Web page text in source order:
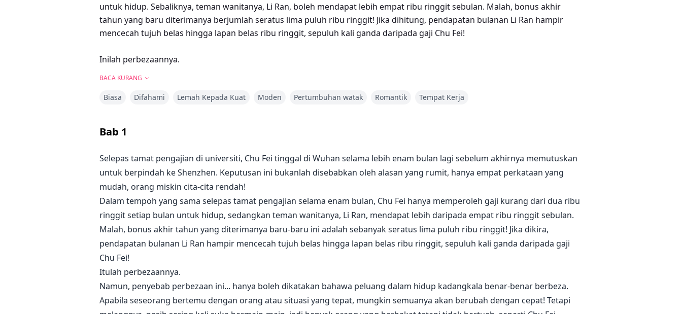
untuk hidup. Sebaliknya, teman wanitanya, Li Ran, boleh mendapat lebih empat ribu ringgit sebulan. Malah, bonus akhir
tahun yang baru diterimanya berjumlah seratus lima puluh ribu ringgit! Jika dihitung, pendapatan bulanan Li Ran hampir
mencecah tujuh belas hingga lapan belas ribu ringgit, sepuluh kali ganda daripada gaji Chu Fei!
Inilah perbezaannya.
BACA KURANG
Biasa Difahami Lemah Kepada Kuat Moden Pertumbuhan watak Romantik Tempat Kerja
Bab 1
Selepas tamat pengajian di universiti, Chu Fei tinggal di Wuhan selama lebih enam bulan lagi sebelum akhirnya memutuskan
untuk berpindah ke Shenzhen. Keputusan ini bukanlah disebabkan oleh alasan yang rumit, hanya empat perkataan yang
mudah, orang miskin cita-cita rendah!
Dalam tempoh yang sama selepas tamat pengajian selama enam bulan, Chu Fei hanya memperoleh gaji kurang dari dua ribu
ringgit setiap bulan untuk hidup, sedangkan teman wanitanya, Li Ran, mendapat lebih daripada empat ribu ringgit sebulan.
Malah, bonus akhir tahun yang diterimanya baru-baru ini adalah sebanyak seratus lima puluh ribu ringgit! Jika dikira,
pendapatan bulanan Li Ran hampir mencecah tujuh belas hingga lapan belas ribu ringgit, sepuluh kali ganda daripada gaji
Chu Fei!
Itulah perbezaannya.
Namun, penyebab perbezaan ini... hanya boleh dikatakan bahawa peluang dalam hidup kadangkala benar-benar berbeza.
Apabila seseorang bertemu dengan orang atau situasi yang tepat, mungkin semuanya akan berubah dengan cepat! Tetapi